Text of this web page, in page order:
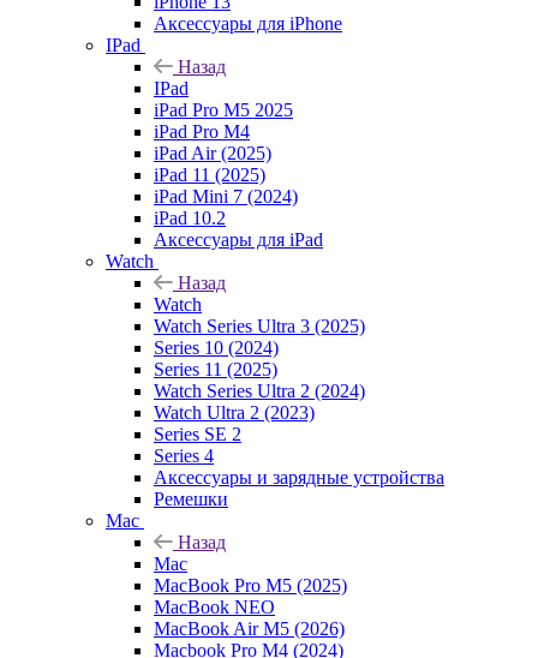
Аксессуары для iPhone
IPad
Назад
IPad
iPad Pro M5 2025
iPad Pro M4
iPad Air (2025)
iPad 11 (2025)
iPad Mini 7 (2024)
iPad 10.2
Аксессуары для iPad
Watch
Назад
Watch
Watch Series Ultra 3 (2025)
Series 10 (2024)
Series 11 (2025)
Watch Series Ultra 2 (2024)
Watch Ultra 2 (2023)
Series SE 2
Series 4
Аксессуары и зарядные устройства
Ремешки
Mac
Назад
Mac
MacBook Pro M5 (2025)
MacBook NEO
MacBook Air M5 (2026)
Macbook Pro M4 (2024)